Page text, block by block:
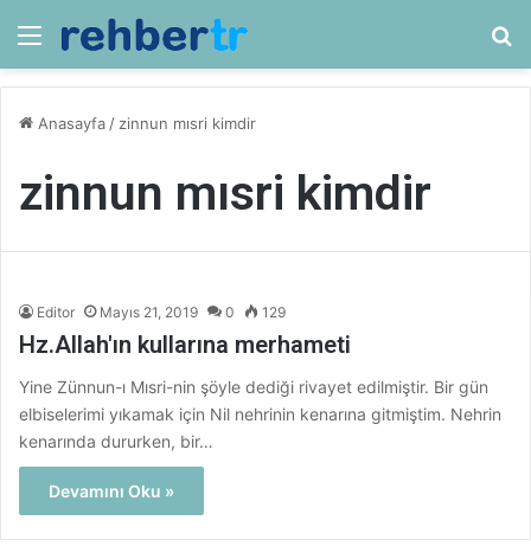
Menü
Anasayfa / zinnun mısri kimdir
zinnun mısri kimdir
Editor Mayıs 21, 2019 0 129
Hz.Allah'ın kullarına merhameti
Yine Zünnun-ı Mısri-nin şöyle dediği rivayet edilmiştir. Bir gün
elbiselerimi yıkamak için Nil nehrinin kenarına gitmiştim. Nehrin
kenarında dururken, bir…
Devamını Oku »